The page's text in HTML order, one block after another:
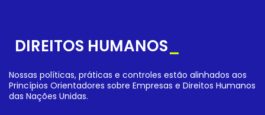
DIREITOS HUMANOS
Nossas políticas, práticas e controles estão alinhados aos
Princípios Orientadores sobre Empresas e Direitos Humanos
das Nações Unidas.